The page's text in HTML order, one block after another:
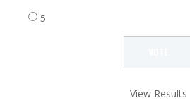
5
View Results